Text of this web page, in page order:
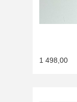
1 498,00